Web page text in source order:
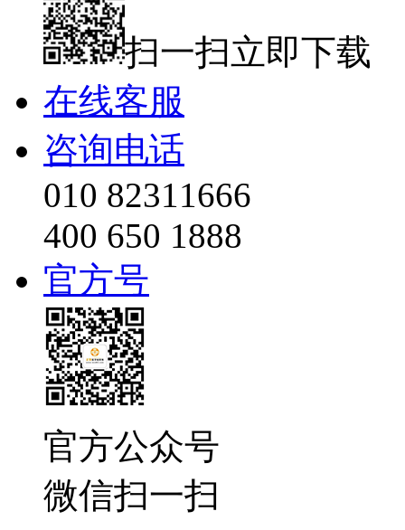
扫一扫立即下载
在线客服
咨询电话
010 82311666
400 650 1888
官方号
官方公众号
微信扫一扫